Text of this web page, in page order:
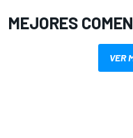
MEJORES
VER